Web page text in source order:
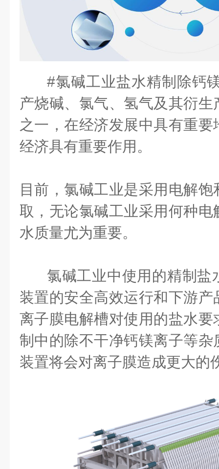
#氯碱工业盐水精制除钙
产烧碱、氯气、氢气及其衍
之一，在经济发展中具有重
经济具有重要作用。
目前，氯碱工业是采用电解
取，无论氯碱工业采用何种
水质量尤为重要。
氯碱工业中使用的精制盐
装置的安全高效运行和下游
离子膜电解槽对使用的盐水
制中的除不干净钙镁离子等
装置将会对离子膜造成更大的